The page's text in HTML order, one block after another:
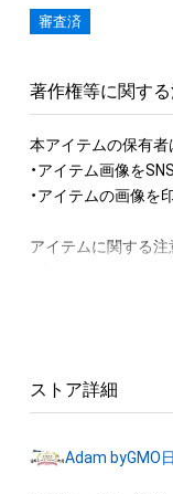
審査済
著作権等に関す
本アイテムの保有者
・アイテム画像を
・アイテムの画像を
アイテムに関する注
権(著作権、特許権
作権を有する方、著
を保有していたと
ストア詳細
Adam byGMO